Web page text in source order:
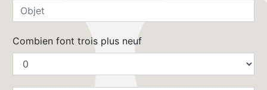
Combien font trois plus neuf